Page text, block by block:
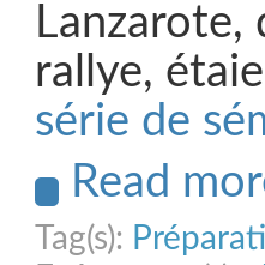
Lanzarote,
rallye,
série de
Read
Tag(s):